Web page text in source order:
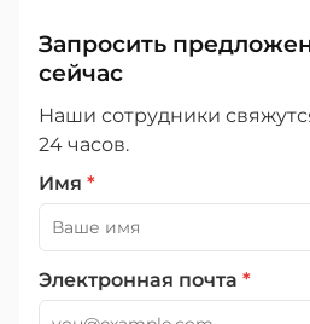
Запросить
сейчас
Наши сотрудники
24 часов.
Имя *
Электронная почта *